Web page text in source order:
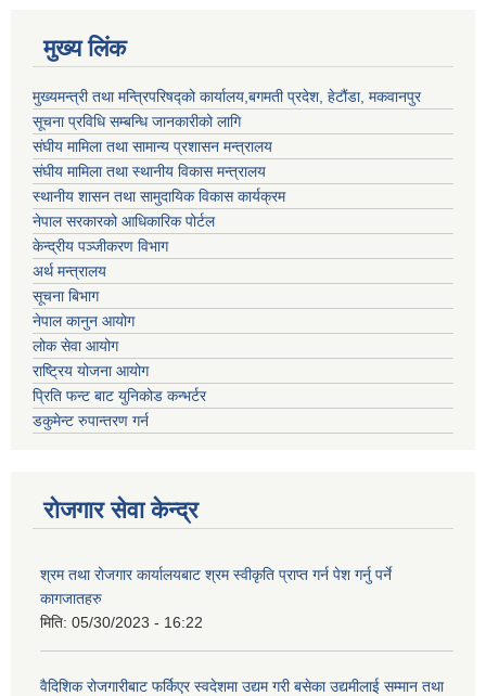
मुख्य लिंक
मुख्यमन्त्री तथा मन्त्रिपरिषद्को कार्यालय,बगमती प्रदेश, हेटौंडा, मकवानपुर
सूचना प्रविधि सम्बन्धि जानकारीको लागि
संघीय मामिला तथा सामान्य प्रशासन मन्त्रालय
संघीय मामिला तथा स्थानीय विकास मन्त्रालय
स्थानीय शासन तथा सामुदायिक विकास कार्यक्रम
नेपाल सरकारको आधिकारिक पोर्टल
केन्द्रीय पञ्जीकरण विभाग
अर्थ मन्त्रालय
सूचना बिभाग
नेपाल कानुन आयोग
लोक सेवा आयोग
राष्ट्रिय योजना आयोग
प्रिति फन्ट बाट युनिकोड कन्भर्टर
डकुमेन्ट रुपान्तरण गर्न
रोजगार सेवा केन्द्र
श्रम तथा रोजगार कार्यालयबाट श्रम स्वीकृति प्राप्त गर्न पेश गर्नु पर्ने
कागजातहरु
मिति: 05/30/2023 - 16:22
वैदिशिक रोजगारीबाट फर्किएर स्वदेशमा उद्यम गरी बसेका उद्यमीलाई सम्मान तथा